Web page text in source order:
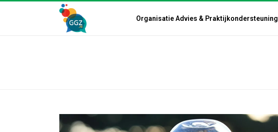
Organisatie Advies & Praktijkondersteuning